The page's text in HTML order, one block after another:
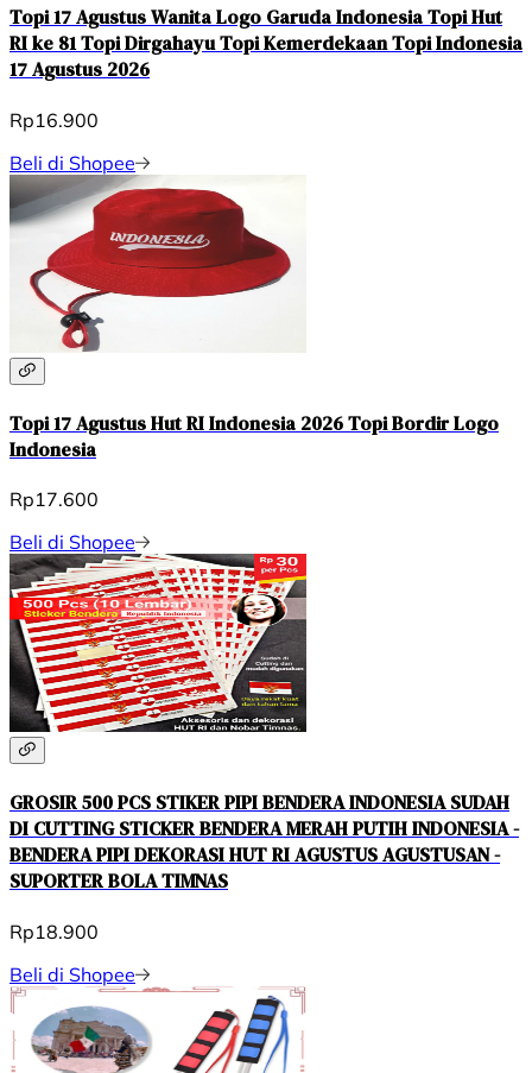
Topi 17 Agustus Wanita Logo Garuda Indonesia Topi Hut
RI ke 81 Topi Dirgahayu Topi Kemerdekaan Topi Indonesia
17 Agustus 2026
Rp16.900
Beli di Shopee
Topi 17 Agustus Hut RI Indonesia 2026 Topi Bordir Logo
Indonesia
Rp17.600
Beli di Shopee
GROSIR 500 PCS STIKER PIPI BENDERA INDONESIA SUDAH
DI CUTTING STICKER BENDERA MERAH PUTIH INDONESIA -
BENDERA PIPI DEKORASI HUT RI AGUSTUS AGUSTUSAN -
SUPORTER BOLA TIMNAS
Rp18.900
Beli di Shopee